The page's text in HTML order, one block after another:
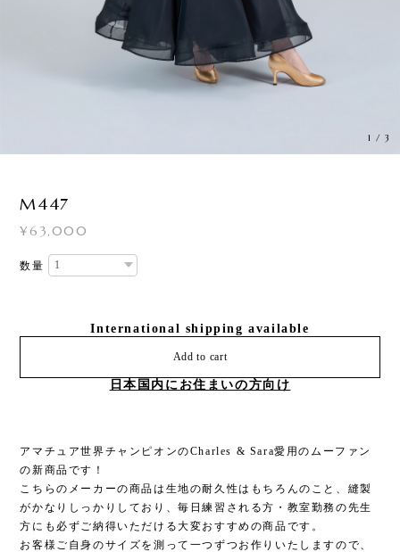
1 /3
M447
¥63,000
数量
International shipping available
Add to cart
日本国内にお住まいの方向け
アマチュア世界チャンピオンのCharles & Sara愛用のムーファン
の新商品です！
こちらのメーカーの商品は生地の耐久性はもちろんのこと、縫製
がかなりしっかりしており、毎日練習される方・教室勤務の先生
方にも必ずご納得いただける大変おすすめの商品です。
お客様ご自身のサイズを測って一つずつお作りいたしますので、